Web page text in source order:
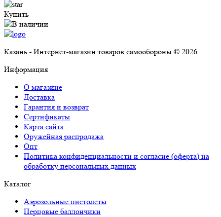
Купить
Казань - Интернет-магазин товаров самообороны © 2026
Информация
О магазине
Доставка
Гарантия и возврат
Сертификаты
Карта сайта
Оружейная распродажа
Опт
Политика конфиденциальности и согласие (оферта) на
обработку персональных данных
Каталог
Аэрозольные пистолеты
Перцовые баллончики